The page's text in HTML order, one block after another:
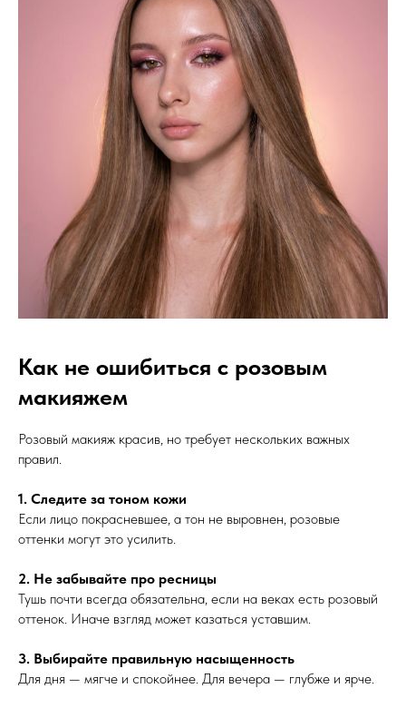
Как не ошибиться с розовым
макияжем
Розовый макияж красив, но требует нескольких важных
правил.
1. Следите за тоном кожи
Если лицо покрасневшее, а тон не выровнен, розовые
оттенки могут это усилить.
2. Не забывайте про ресницы
Тушь почти всегда обязательна, если на веках есть розовый
оттенок. Иначе взгляд может казаться уставшим.
3. Выбирайте правильную насыщенность
Для дня — мягче и спокойнее. Для вечера — глубже и ярче.